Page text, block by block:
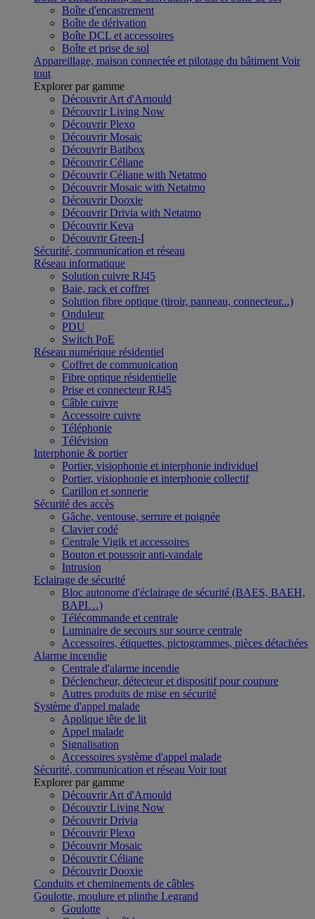
Boîte d'encastrement
Boîte de dérivation
Boîte DCL et accessoires
Boîte et prise de sol
Appareillage, maison connectée et pilotage du bâtiment Voir
tout
Explorer par gamme
Découvrir Art d'Arnould
Découvrir Living Now
Découvrir Plexo
Découvrir Mosaic
Découvrir Batibox
Découvrir Céliane
Découvrir Céliane with Netatmo
Découvrir Mosaic with Netatmo
Découvrir Dooxie
Découvrir Drivia with Netatmo
Découvrir Keva
Découvrir Green-I
Sécurité, communication et réseau
Réseau informatique
Solution cuivre RJ45
Baie, rack et coffret
Solution fibre optique (tiroir, panneau, connecteur...)
Onduleur
PDU
Switch PoE
Réseau numérique résidentiel
Coffret de communication
Fibre optique résidentielle
Prise et connecteur RJ45
Câble cuivre
Accessoire cuivre
Téléphonie
Télévision
Interphonie & portier
Portier, visiophonie et interphonie individuel
Portier, visiophonie et interphonie collectif
Carillon et sonnerie
Sécurité des accès
Gâche, ventouse, serrure et poignée
Clavier codé
Centrale Vigik et accessoires
Bouton et poussoir anti-vandale
Intrusion
Eclairage de sécurité
Bloc autonome d'éclairage de sécurité (BAES, BAEH,
BAPI…)
Télécommande et centrale
Luminaire de secours sur source centrale
Accessoires, étiquettes, pictogrammes, pièces détachées
Alarme incendie
Centrale d'alarme incendie
Déclencheur, détecteur et dispositif pour coupure
Autres produits de mise en sécurité
Système d'appel malade
Applique tête de lit
Appel malade
Signalisation
Accessoires système d'appel malade
Sécurité, communication et réseau Voir tout
Explorer par gamme
Découvrir Art d'Arnould
Découvrir Living Now
Découvrir Drivia
Découvrir Plexo
Découvrir Mosaic
Découvrir Céliane
Découvrir Dooxie
Conduits et cheminements de câbles
Goulotte, moulure et plinthe Legrand
Goulotte